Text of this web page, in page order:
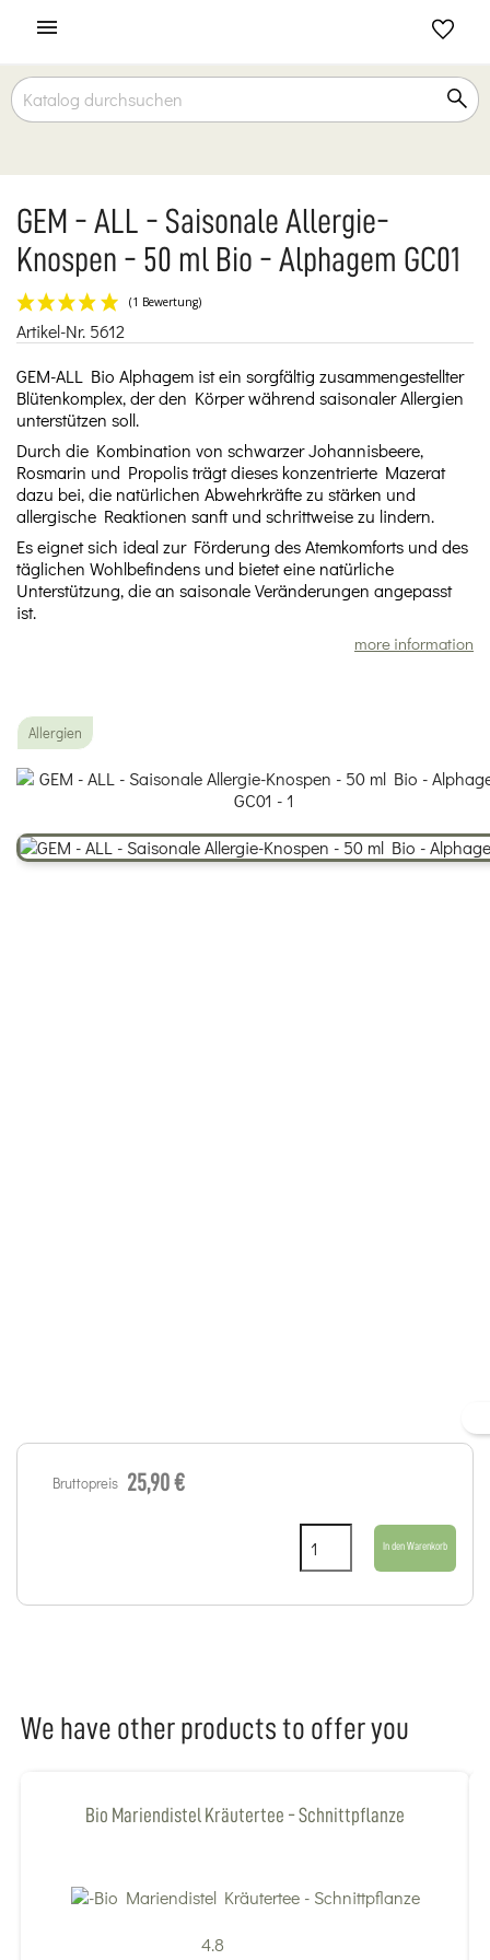

GEM - ALL - Saisonale Allergie-
Knospen - 50 ml Bio - Alphagem GC01
Artikel-Nr. 5612
GEM-ALL Bio Alphagem ist ein sorgfältig zusammengestellter
Blütenkomplex, der den Körper während saisonaler Allergien
unterstützen soll.
Durch die Kombination von schwarzer Johannisbeere,
Rosmarin und Propolis trägt dieses konzentrierte Mazerat
dazu bei, die natürlichen Abwehrkräfte zu stärken und
allergische Reaktionen sanft und schrittweise zu lindern.
Es eignet sich ideal zur Förderung des Atemkomforts und des
täglichen Wohlbefindens und bietet eine natürliche
Unterstützung, die an saisonale Veränderungen angepasst
ist.
more information
Allergien
Bruttopreis 25,90 €
In den Warenkorb
We have other products to offer you
Bio Mariendistel Kräutertee - Schnittpflanze
4.8